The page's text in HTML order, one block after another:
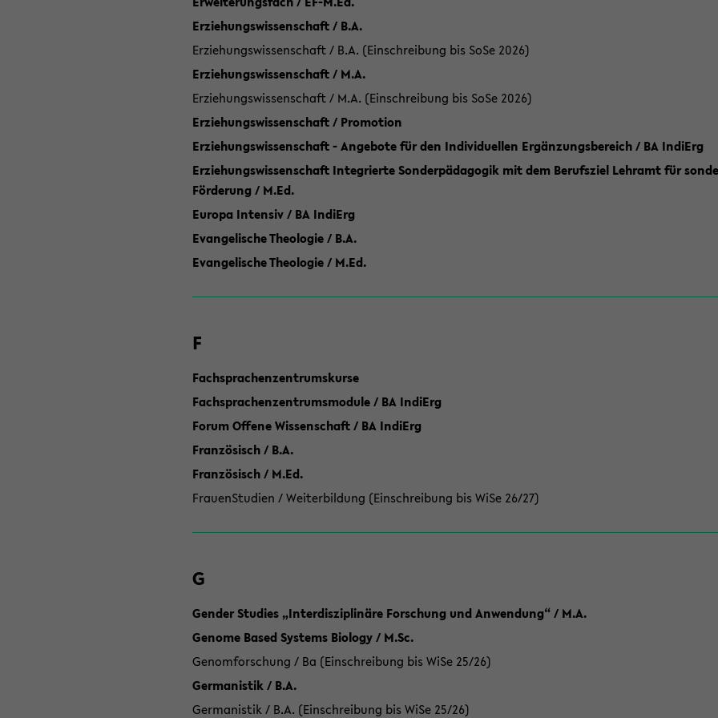
Erziehungswissenschaft / B.A.
Erziehungswissenschaft / B.A. (Einschreibung bis SoSe 2026)
Erziehungswissenschaft / M.A.
Erziehungswissenschaft / M.A. (Einschreibung bis SoSe 2026)
Erziehungswissenschaft / Promotion
Erziehungswissenschaft - Angebote für den Individuellen Ergänzungsbereich / BA IndiErg
Erziehungswissenschaft Integrierte Sonderpädagogik mit dem Berufsziel Lehramt für
Förderung / M.Ed.
Europa Intensiv / BA IndiErg
Evangelische Theologie / B.A.
Evangelische Theologie / M.Ed.
F
Fachsprachenzentrumskurse
Fachsprachenzentrumsmodule / BA IndiErg
Forum Offene Wissenschaft / BA IndiErg
Französisch / B.A.
Französisch / M.Ed.
FrauenStudien / Weiterbildung (Einschreibung bis WiSe 26/27)
G
Gender Studies „Interdisziplinäre Forschung und Anwendung“ / M.A.
Genome Based Systems Biology / M.Sc.
Genomforschung / Ba (Einschreibung bis WiSe 25/26)
Germanistik / B.A.
Germanistik / B.A. (Einschreibung bis WiSe 25/26)